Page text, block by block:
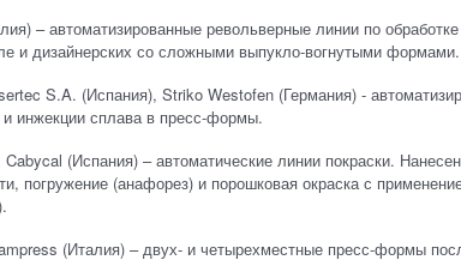
– автоматизированные револьверные линии по
и дизайнерских со сложными выпукло-вогнутыми формами.
S.A. (Испания), Striko Westofen (Германия) -
и инжекции сплава в пресс-формы.
(Испания) – автоматические линии покраски.
погружение (анафорез) и порошковая окраска с
(Италия) – двух- и четырехместные пресс-формы